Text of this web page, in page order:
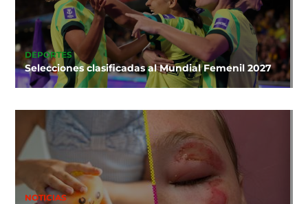
DEPORTES
Selecciones clasificadas al Mundial Femenil 2027
NOTICIAS